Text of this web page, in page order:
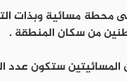
مسائية وبذات
من سكان المنطقة .
المسائيتين ستكون